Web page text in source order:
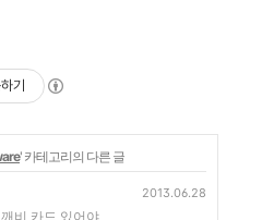
기
' 카테고리의 다른 글
2013.06.28
비 카드 있어야